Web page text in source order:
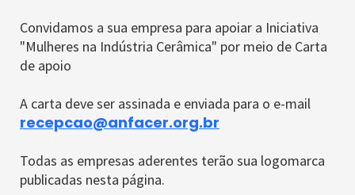
Convidamos a sua empresa para apoiar a Iniciativa
"Mulheres na Indústria Cerâmica" por meio de Carta
de apoio
A carta deve ser assinada e enviada para o e-mail
recepcao@anfacer.org.br
Todas as empresas aderentes terão sua logomarca
publicadas nesta página.